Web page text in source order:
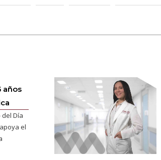
años
Día
el